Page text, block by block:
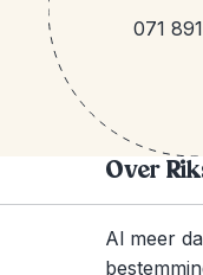
071
Over
Al meer